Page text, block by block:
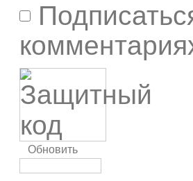
Обновить